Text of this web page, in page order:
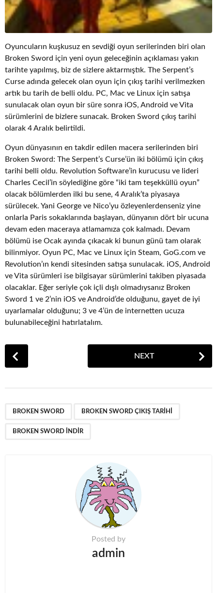
Oyuncuların kuşkusuz en sevdiği oyun serilerinden biri olan
Broken Sword için yeni oyun geleceğinin açıklaması yakın
tarihte yapılmış, biz de sizlere aktarmıştık. The Serpent’s
Curse adında gelecek olan oyun için çıkış tarihi verilmezken
artık bu tarih de belli oldu. PC, Mac ve Linux için satışa
sunulacak olan oyun bir süre sonra iOS, Android ve Vita
sürümlerini de bizlere sunacak. Broken Sword çıkış tarihi
olarak 4 Aralık belirtildi.
Oyun dünyasının en takdir edilen macera serilerinden biri
Broken Sword: The Serpent’s Curse’ün iki bölümü için çıkış
tarihi belli oldu. Revolution Software’in kurucusu ve lideri
Charles Cecil’in söylediğine göre “iki tam teşekküllü oyun”
olacak bölümlerden ilki bu sene, 4 Aralık’ta piyasaya
sürülecek. Yani George ve Nico’yu özleyenlerdenseniz yine
onlarla Paris sokaklarında başlayan, dünyanın dört bir ucuna
devam eden maceraya atlamamıza çok kalmadı. Devam
bölümü ise Ocak ayında çıkacak ki bunun günü tam olarak
bilinmiyor. Oyun PC, Mac ve Linux için Steam, GoG.com ve
Revolution’ın kendi sitesinden satışa sunulacak. iOS, Android
ve Vita sürümleri ise bilgisayar sürümlerini takiben piyasada
olacaklar. Eğer seriyle çok içli dışlı olmadıysanız Broken
Sword 1 ve 2’nin iOS ve Android’de olduğunu, gayet de iyi
uyarlamalar olduğunu; 3 ve 4’ün de internetten ucuza
bulunabileceğini hatırlatalım.
NEXT
BROKEN SWORD BROKEN SWORD ÇIKIŞ TARIHI
BROKEN SWORD INDIR
Posted by
admin